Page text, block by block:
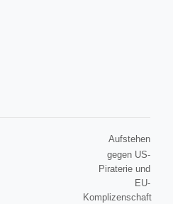
Aufstehen
gegen US-
Piraterie und
EU-
Komplizenschaft